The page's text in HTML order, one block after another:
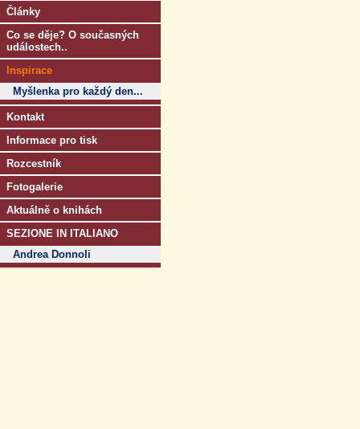
Články
Co se děje? O současných
událostech..
Inspirace
Myšlenka pro každý den...
Kontakt
Informace pro tisk
Rozcestník
Fotogalerie
Aktuálně o knihách
SEZIONE IN ITALIANO
Andrea Donnoli